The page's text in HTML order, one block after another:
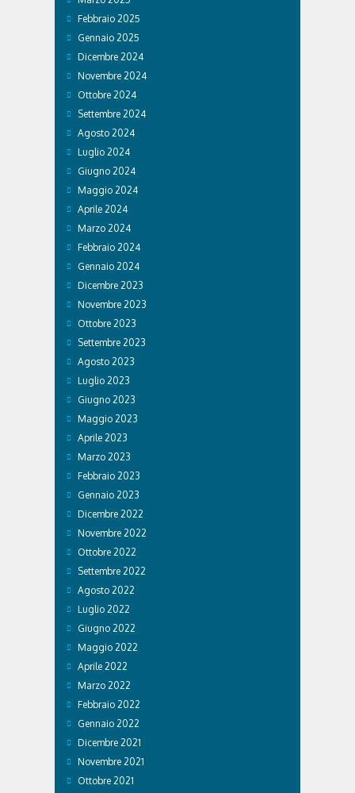
Febbraio 2025
Gennaio 2025
Dicembre 2024
Novembre 2024
Ottobre 2024
Settembre 2024
Agosto 2024
Luglio 2024
Giugno 2024
Maggio 2024
Aprile 2024
Marzo 2024
Febbraio 2024
Gennaio 2024
Dicembre 2023
Novembre 2023
Ottobre 2023
Settembre 2023
Agosto 2023
Luglio 2023
Giugno 2023
Maggio 2023
Aprile 2023
Marzo 2023
Febbraio 2023
Gennaio 2023
Dicembre 2022
Novembre 2022
Ottobre 2022
Settembre 2022
Agosto 2022
Luglio 2022
Giugno 2022
Maggio 2022
Aprile 2022
Marzo 2022
Febbraio 2022
Gennaio 2022
Dicembre 2021
Novembre 2021
Ottobre 2021